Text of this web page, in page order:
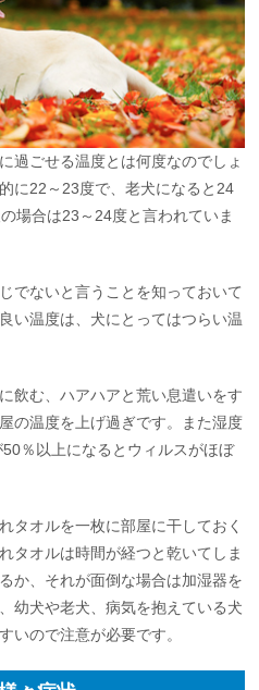
過ごせる温度とは何度なのでしょ
に22～23度で、老犬になると24
場合は23～24度と言われていま
でないと言うことを知っておいて
い温度は、犬にとってはつらい温
飲む、ハアハアと荒い息遣いをす
の温度を上げ過ぎです。また湿度
％以上になるとウィルスがほぼ
タオルを一枚に部屋に干しておく
タオルは時間が経つと乾いてしま
か、それが面倒な場合は加湿器を
幼犬や老犬、病気を抱えている犬
いので注意が必要です。